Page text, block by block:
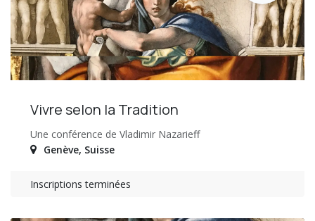
Vivre selon la Tradition
Une conférence de Vladimir Nazarieff
Genève, Suisse
Inscriptions terminées